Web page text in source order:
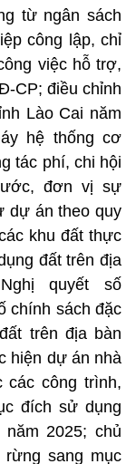
từ ngân sách
công lập, chỉ
việc hỗ trợ,
CP; điều chỉnh
Lào Cai năm
hệ thống cơ
tác phí, chi hội
đơn vị sự
dự án theo quy
khu đất thực
đất trên địa
quyết số
chính sách đặc
trên địa bàn
hiện dự án nhà
các công trình,
đích sử dụng
2025; chủ
sang mục